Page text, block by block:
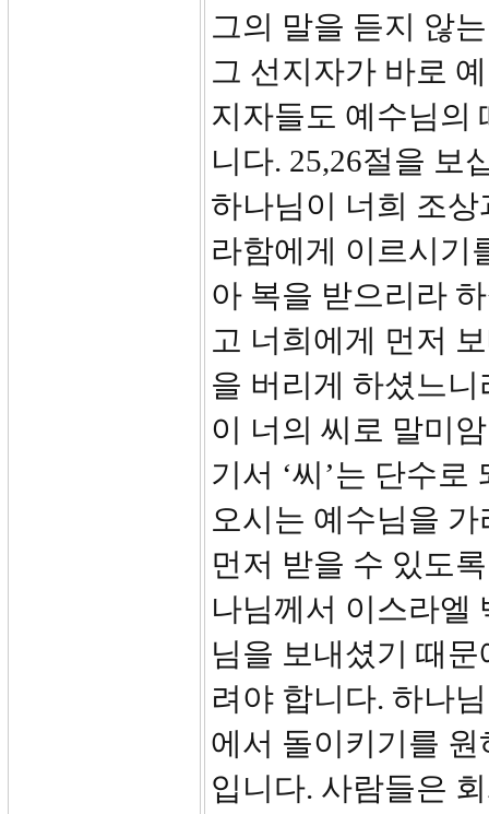
그의 말을 듣지 않
그 선지자가 바로
지자들도 예수님의
니다. 25,26절을 보
하나님이 너희 조
라함에게 이르시기
아 복을 받으리라
고 너희에게 먼저
을 버리게 하셨느
이 너의 씨로 말미
기서 ‘씨’는 단수
오시는 예수님을
먼저 받을 수 있도
나님께서 이스라엘
님을 보내셨기 때
려야 합니다. 하나
에서 돌이키기를
입니다. 사람들은